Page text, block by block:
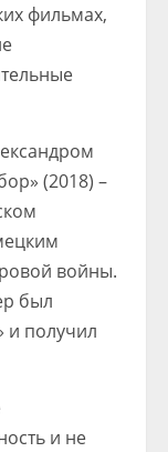
фильмах,
(2018) –
войны.
был
получил
и не